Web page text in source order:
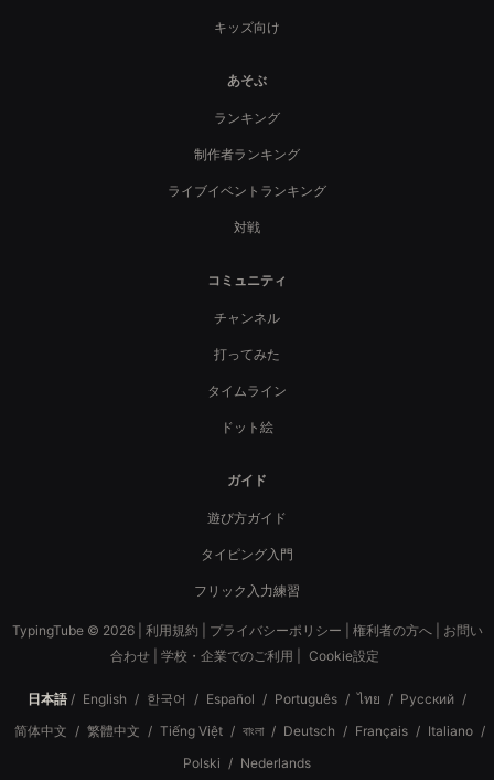
キッズ向け
あそぶ
ランキング
制作者ランキング
ライブイベントランキング
対戦
コミュニティ
チャンネル
打ってみた
タイムライン
ドット絵
ガイド
遊び方ガイド
タイピング入門
フリック入力練習
TypingTube © 2026 | 利用規約 プライバシーポリシー 権利者の方へ| お問い
合わせ
学校・企業でのご利用 Cookie設定
日本語 / English / 한국어 / Español / Português / ไทย / Русский /
简体中文 / 繁體中文 / Tiếng Việt / বাংলা / Deutsch / Français / Italiano /
Polski / Nederlands